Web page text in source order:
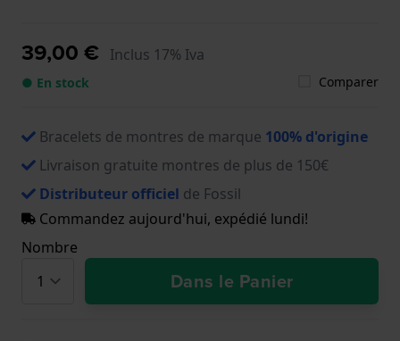
39,00 € Inclus 17% Iva
● En stock Comparer
Bracelets de montres de marque 100% d'origine
Livraison gratuite montres de plus de 150€
Distributeur officiel de Fossil
Commandez aujourd'hui, expédié lundi!
Nombre
Dans le Panier